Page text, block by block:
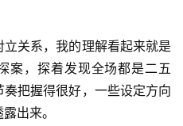
关系，我的理解看起来就是
案，探着发现全场都是二五
把握得很好，一些设定方向
出来。